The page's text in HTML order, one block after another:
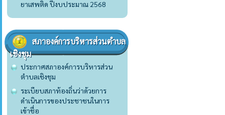
ยาเสพติด ปีงบประมาณ 2568
สภาองค์การบริหารส่วนตำบล
เชิงชุม
ประกาศสภาองค์การบริหารส่วน
ตำบลเชิงชุม
ระเบียบสภาท้องถิ่นว่าด้วยการ
ดำเนินการของประชาชนในการ
เข้าชื่อ